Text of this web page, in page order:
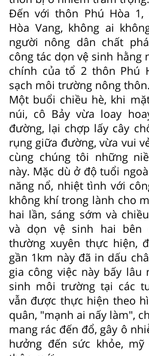
Đến với thôn Phú Hòa 1,
Hòa Vang, không ai
người nông dân chất
công tác dọn vệ sinh hằng
chính của tổ 2 thôn Phú
sạch môi trường nông thôn.
Một buổi chiều hè, khi
núi, cô Bảy vừa loay
đường, lại chợp lấy cây
rụng giữa đường, vừa vui
cùng chúng tôi những
này. Mặc dù ở độ tuổi
năng nổ, nhiệt tình với
không khí trong lành cho
hai lần, sáng sớm và
và dọn vệ sinh hai bên
thường xuyên thực hiện,
gần 1km này đã in dấu
gia công việc này bấy lâu
sinh môi trường tại các
vẫn được thực hiện theo
quân, "mạnh ai nấy làm",
mang rác đến đổ, gây ô
hưởng đến sức khỏe,